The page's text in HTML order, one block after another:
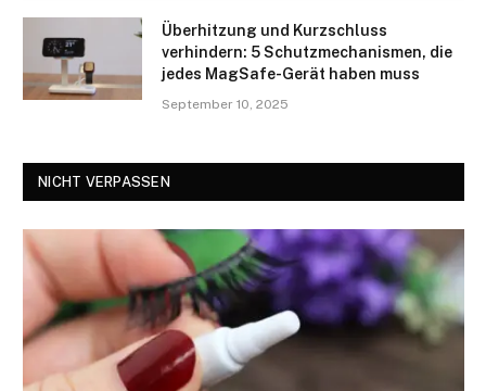
Überhitzung und Kurzschluss
verhindern: 5 Schutzmechanismen, die
jedes MagSafe-Gerät haben muss
September 10, 2025
NICHT VERPASSEN